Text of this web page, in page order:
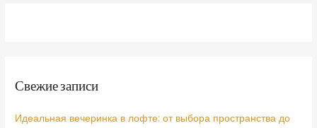
Свежие записи
Идеальная вечеринка в лофте: от выбора пространства до